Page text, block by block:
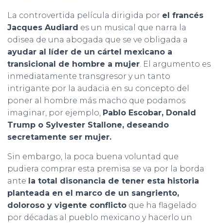
La controvertida película dirigida por el francés
Jacques Audiard es un musical que narra la
odisea de una abogada que se ve obligada a
ayudar al líder de un cártel mexicano a
transicional de hombre a mujer. El argumento es
inmediatamente transgresor y un tanto
intrigante por la audacia en su concepto del
poner al hombre más macho que podamos
imaginar, por ejemplo, Pablo Escobar, Donald
Trump o Sylvester Stallone, deseando
secretamente ser mujer.
Sin embargo, la poca buena voluntad que
pudiera comprar esta premisa se va por la borda
ante la total disonancia de tener esta historia
planteada en el marco de un sangriento,
doloroso y vigente conflicto que ha flagelado
por décadas al pueblo mexicano y hacerlo un